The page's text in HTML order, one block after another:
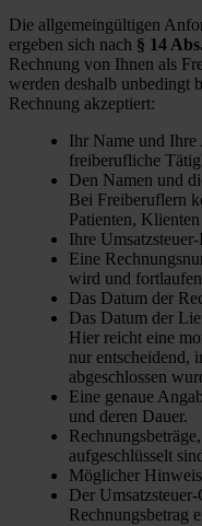
Die allgemeingültigen
ergeben sich nach § 14
Rechnung von Ihnen als
werden deshalb unbedingt
Rechnung akzeptiert:
Ihr Name und
freiberufliche
Den Namen und
Bei Freiberuflern
Patienten,
Ihre
Eine
wird und
Das Datum der
Das Datum der
Hier reicht eine
nur entscheidend,
abgeschlossen
Eine genaue
und deren Dauer.
aufgeschlüsselt
Möglicher
Der
Rechnungsbetrag